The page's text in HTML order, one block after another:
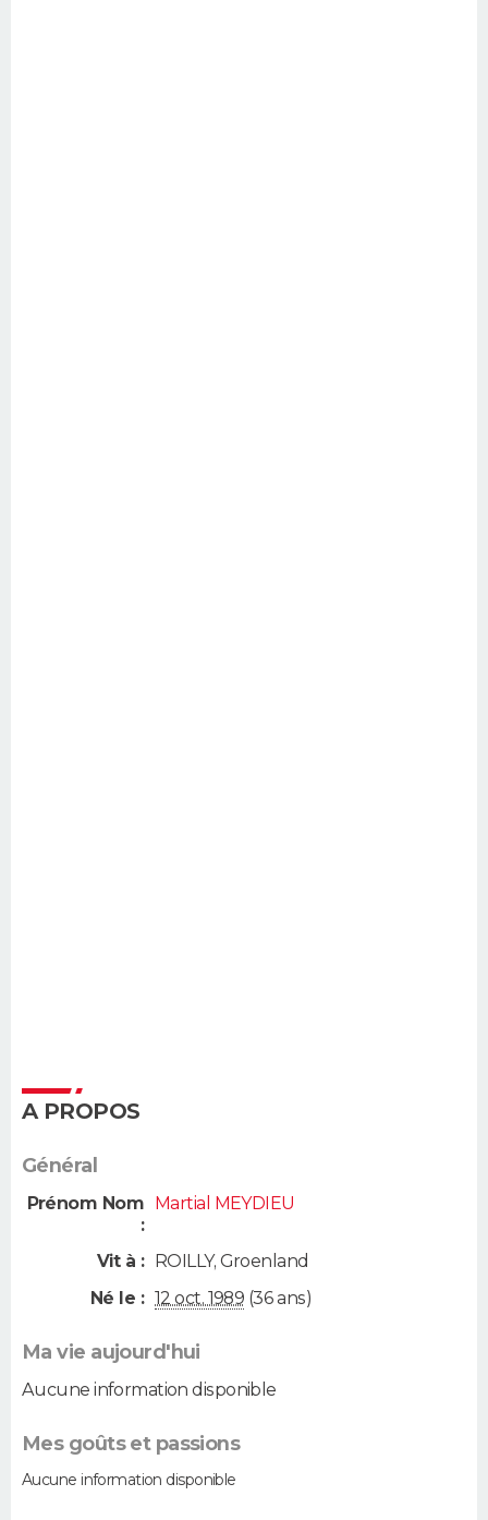
A PROPOS
Général
Prénom Nom
:
Martial MEYDIEU
Vit à : ROILLY, Groenland
Né le : 12 oct. 1989 (36 ans)
Ma vie aujourd'hui
Aucune information disponible
Mes goûts et passions
Aucune information disponible